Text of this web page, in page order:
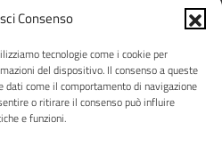
Consenso
tecnologie come i cookie per
del dispositivo. Il consenso a queste
come il comportamento di navigazione
o ritirare il consenso può influire
e funzioni.